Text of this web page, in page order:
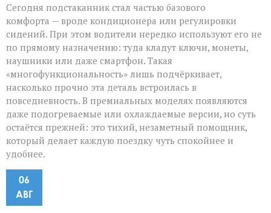
Сегодня подстаканник стал частью базового
комфорта — вроде кондиционера или регулировки
сидений. При этом водители нередко используют его не
по прямому назначению: туда кладут ключи, монеты,
наушники или даже смартфон. Такая
«многофункциональность» лишь подчёркивает,
насколько прочно эта деталь встроилась в
повседневность. В премиальных моделях появляются
даже подогреваемые или охлаждаемые версии, но суть
остаётся прежней: это тихий, незаметный помощник,
который делает каждую поездку чуть спокойнее и
удобнее.
06
АВГ